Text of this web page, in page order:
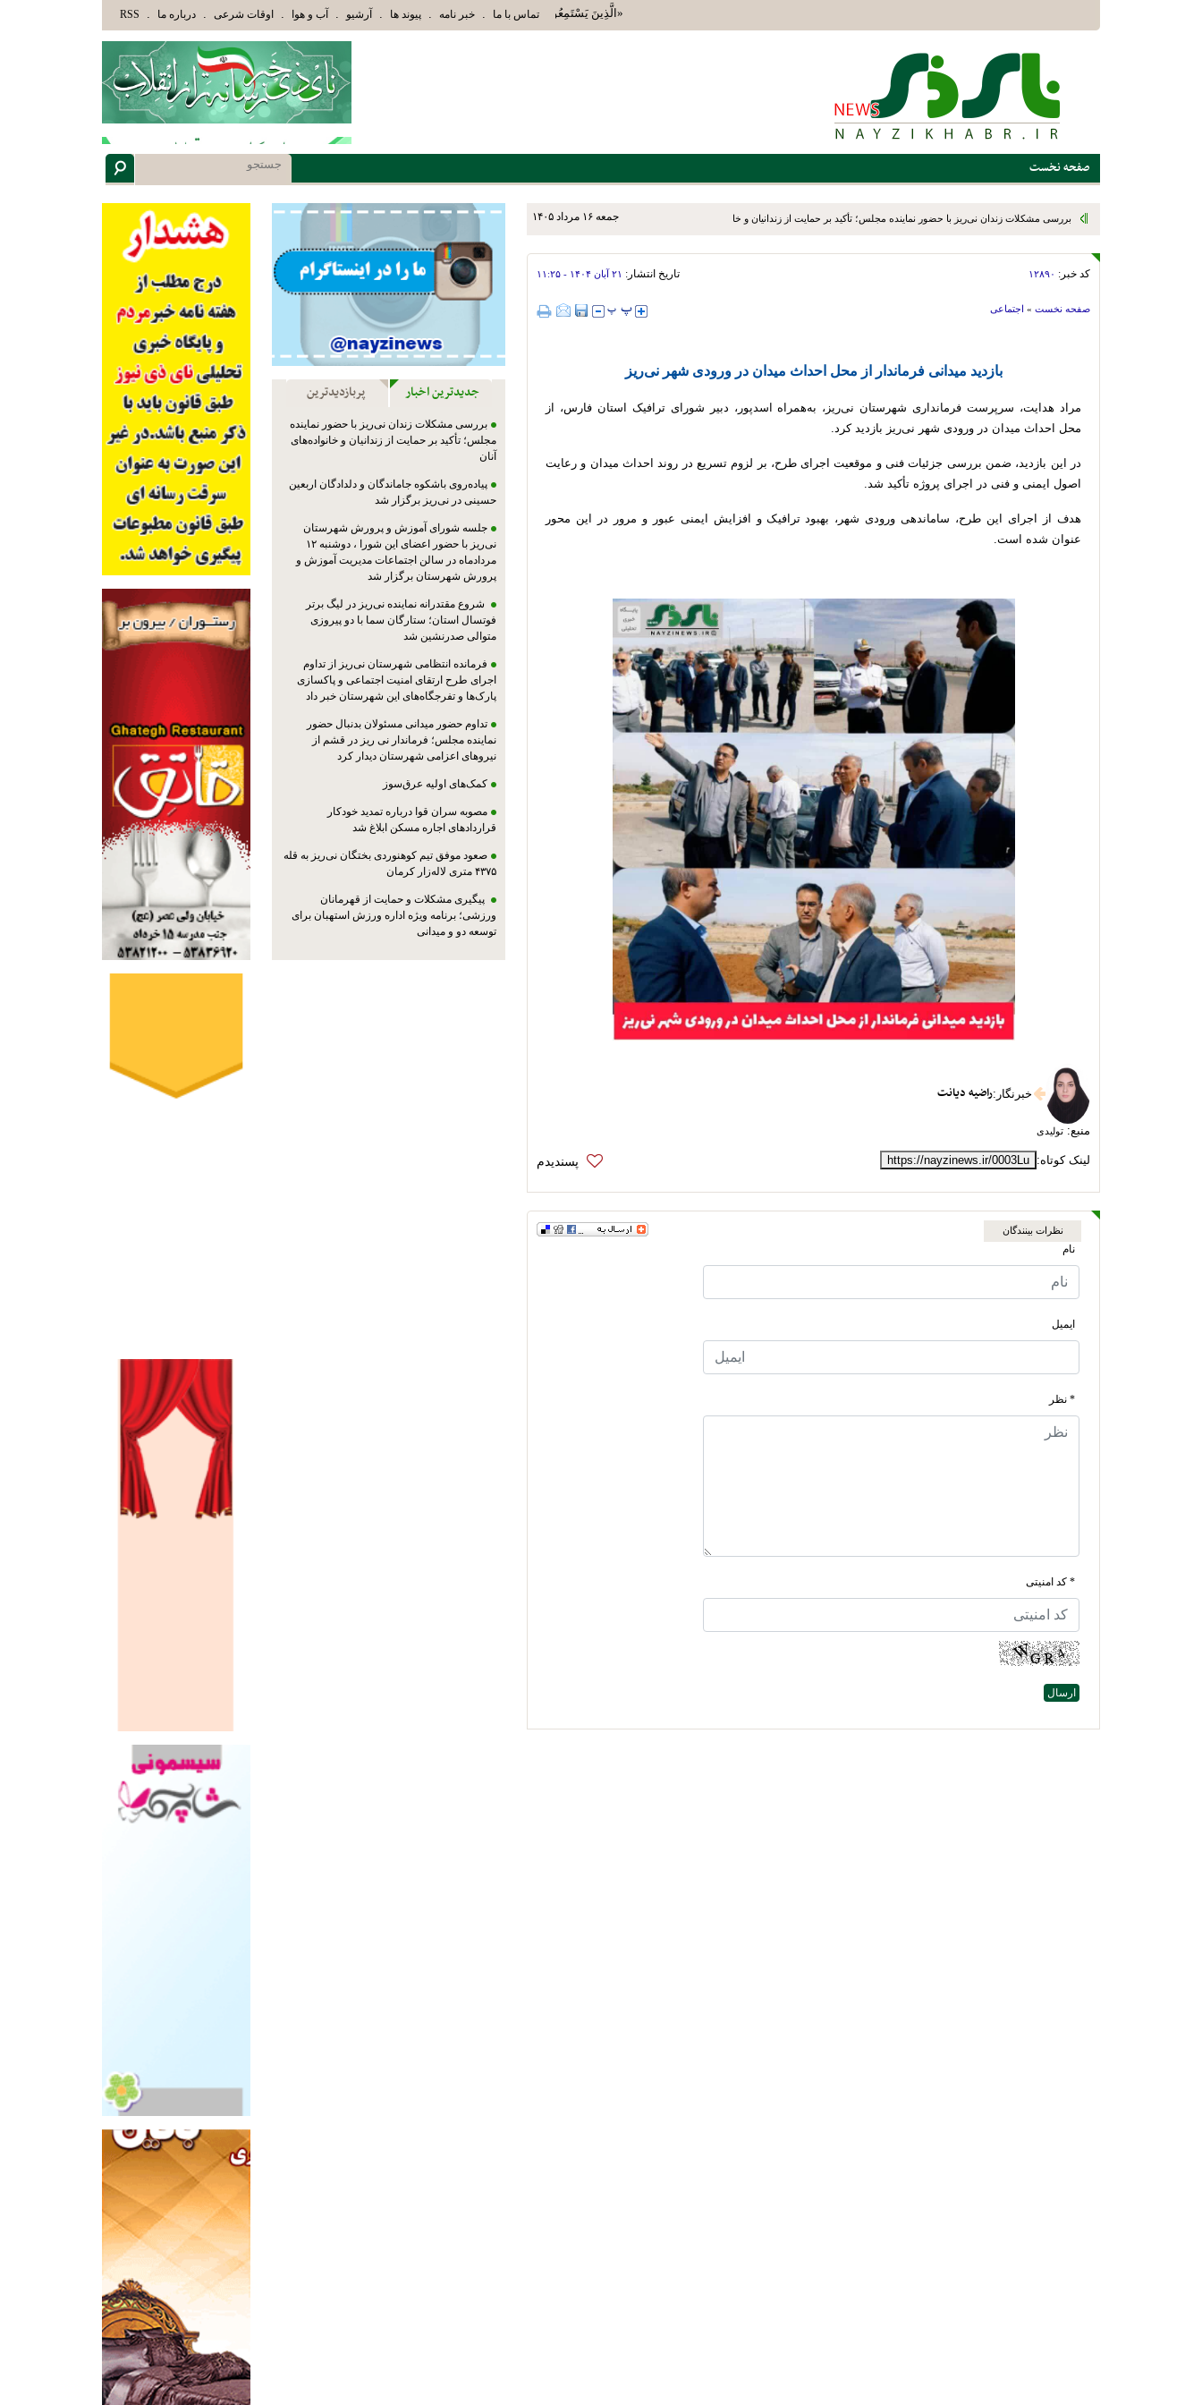
«الَّذِينَ يَسْتَمِعُونَ الْقَوْلَ فَيَتَّبِعُونَ أَحْسَنَهُ أُوْلَئِكَ الَّذِينَ هَدَاهُمُ اللَّهُ وَأُوْلَئِكَ هُمْ أُوْلُوا الْأَلْبَابِ» عاقلان هدایت یافته،حرفها را میشنوند و
تماس با ما . خبر نامه . پیوند ها . آرشیو . آب و هوا . اوقات شرعی . درباره ما .
RSS
صفحه نخست
جمعه ۱۶ مرداد ۱۴۰۵ بررسی مشکلات زندان نی‌ریز با حضور نماینده مجلس؛ تأکید بر حمایت از زندانیان و خانواده‌های آنان
کد خبر: ۱۲۸۹۰ تاریخ انتشار: ۲۱ آبان ۱۴۰۴ - ۱۱:۲۵
صفحه نخست » اجتماعی
بازدید میدانی فرماندار از محل احداث میدان در ورودی شهر نی‌ریز
مراد هدایت، سرپرست فرمانداری شهرستان نی‌ریز، به‌همراه اسدپور، دبیر شورای ترافیک استان فارس، از
محل احداث میدان در ورودی شهر نی‌ریز بازدید کرد.
در این بازدید، ضمن بررسی جزئیات فنی و موقعیت اجرای طرح، بر لزوم تسریع در روند احداث میدان و رعایت
اصول ایمنی و فنی در اجرای پروژه تأکید شد.
هدف از اجرای این طرح، ساماندهی ورودی شهر، بهبود ترافیک و افزایش ایمنی عبور و مرور در این محور
عنوان شده است.
خبرنگار :راضیه دیانت
منبع: تولیدی
لینک کوتاه: https://nayzinews.ir/0003Lu
نظرات بینندگان
نام
ایمیل
* نظر
* کد امنیتی
جدیدترین اخبار پربازدیدترین
بررسی مشکلات زندان نی‌ریز با حضور نماینده
مجلس؛ تأکید بر حمایت از زندانیان و خانواده‌های
آنان
پیاده‌روی باشکوه جاماندگان و دلدادگان اربعین
حسینی در نی‌ریز برگزار شد
جلسه شورای آموزش و پرورش شهرستان
نی‌ریز با حضور اعضای این شورا ، دوشنبه ۱۲
مردادماه در سالن اجتماعات مدیریت آموزش و
پرورش شهرستان برگزار شد
شروع مقتدرانه نماینده نی‌ریز در لیگ برتر
فوتسال استان؛ ستارگان سما با دو پیروزی
متوالی صدرنشین شد
فرمانده انتظامی شهرستان نی‌ریز از تداوم
اجرای طرح ارتقای امنیت اجتماعی و پاکسازی
پارک‌ها و تفرجگاه‌های این شهرستان خبر داد
تداوم حضور میدانی مسئولان بدنبال حضور
نماینده مجلس؛ فرماندار نی ریز در قشم از
نیروهای اعزامی شهرستان دیدار کرد
کمک‌های اولیه عرق‌سوز
مصوبه سران قوا درباره تمدید خودکار
قراردادهای اجاره مسکن ابلاغ شد
صعود موفق تیم کوهنوردی بختگان نی‌ریز به قله
۴۳۷۵ متری لاله‌زار کرمان
پیگیری مشکلات و حمایت از قهرمانان
ورزشی؛ برنامه ویژه اداره ورزش استهبان برای
توسعه دو و میدانی